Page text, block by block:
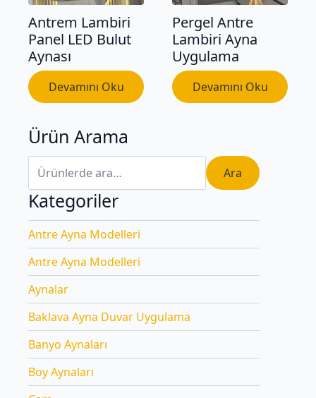
Antrem Lambiri
Panel LED Bulut
Aynası
Devamını Oku
Pergel Antre
Lambiri Ayna
Uygulama
Devamını Oku
Ürün Arama
Ara:
Ara
Kategoriler
Antre Ayna Modelleri
Antre Ayna Modelleri
Aynalar
Baklava Ayna Duvar Uygulama
Banyo Aynaları
Boy Aynaları